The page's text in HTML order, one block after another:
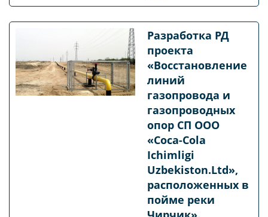
Разработка РД
проекта
«Восстановление
линий
газопровода и
газопроводных
опор СП ООО
«Coca-Cola
Ichimligi
Uzbekiston.Ltd»,
расположенных в
пойме реки